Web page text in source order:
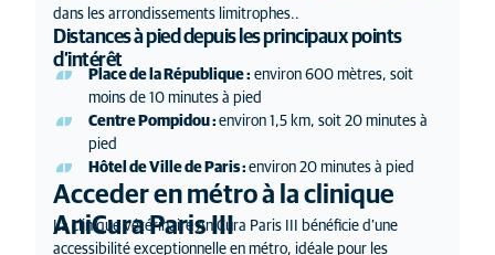
dans les arrondissements limitrophes..
Distances à pied depuis les principaux points
d’intérêt
Place de la République : environ 600 mètres, soit
moins de 10 minutes à pied
Centre Pompidou : environ 1,5 km, soit 20 minutes à
pied
Hôtel de Ville de Paris : environ 20 minutes à pied
Acceder en métro à la clinique
AniCura Paris III
La clinique vétérinaire AniCura Paris III bénéficie d’une
accessibilité exceptionnelle en métro, idéale pour les